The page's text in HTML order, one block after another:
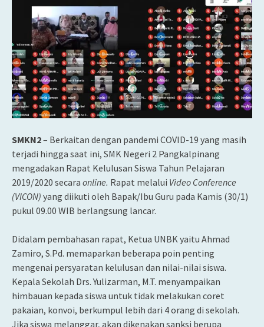
SMKN2– Berkaitan dengan pandemi COVID-19 yang masih
terjadi hingga saat ini, SMK Negeri 2 Pangkalpinang
mengadakan Rapat Kelulusan Siswa Tahun Pelajaran
2019/2020 secara online. Rapat melalui Video Conference
(VICON) yang diikuti oleh Bapak/Ibu Guru pada Kamis (30/1)
pukul 09.00 WIB berlangsung lancar.
Didalam pembahasan rapat, Ketua UNBK yaitu Ahmad
Zamiro, S.Pd. memaparkan beberapa poin penting
mengenai persyaratan kelulusan dan nilai-nilai siswa.
Kepala Sekolah Drs. Yulizarman, M.T. menyampaikan
himbauan kepada siswa untuk tidak melakukan coret
pakaian, konvoi, berkumpul lebih dari 4 orang di sekolah.
Jika siswa melanggar, akan dikenakan sanksi berupa